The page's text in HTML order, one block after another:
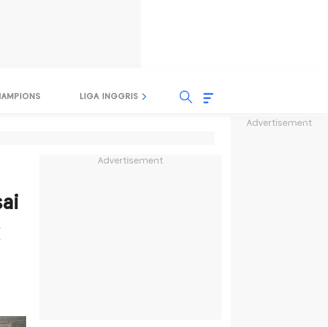
Advertisement
LIGA INGGRIS LIGA ITALIA
Advertisement